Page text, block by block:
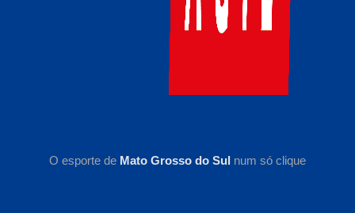
O esporte de Mato Grosso do Sul num só clique